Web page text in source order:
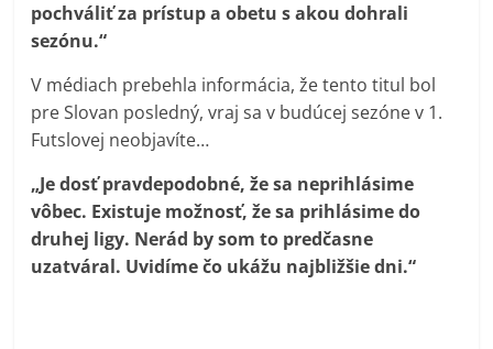
pochváliť za prístup a obetu s akou dohrali
sezónu.“
V médiach prebehla informácia, že tento titul bol
pre Slovan posledný, vraj sa v budúcej sezóne v 1.
Futslovej neobjavíte…
„Je dosť pravdepodobné, že sa neprihlásime
vôbec. Existuje možnosť, že sa prihlásime do
druhej ligy. Nerád by som to predčasne
uzatváral. Uvidíme čo ukážu najbližšie dni.“